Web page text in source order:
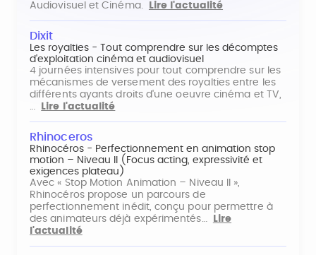
Audiovisuel et Cinéma. Lire l'actualité
Dixit
Les royalties - Tout comprendre sur les décomptes
d'exploitation cinéma et audiovisuel
4 journées intensives pour tout comprendre sur les
mécanismes de versement des royalties entre les
différents ayants droits d'une oeuvre cinéma et TV,
…
Lire l'actualité
Rhinoceros
Rhinocéros - Perfectionnement en animation stop
motion – Niveau II (Focus acting, expressivité et
exigences plateau)
Avec « Stop Motion Animation – Niveau II »,
Rhinocéros propose un parcours de
perfectionnement inédit, conçu pour permettre à
des animateurs déjà expérimentés…
Lire
l'actualité